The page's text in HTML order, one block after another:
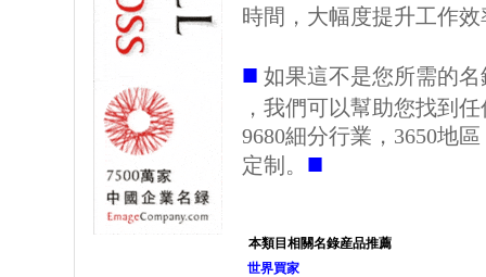
時間，大幅度提升工作效
■ 如果這不是您所需的
，我們可以幫助您找到
9680細分行業，3650地
定制。 ■
本類目相關名錄産品推薦
世界買家